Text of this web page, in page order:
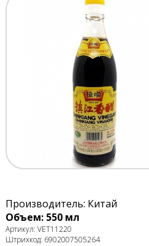
Производитель: Китай
Объем: 550 мл
Артикул: VET11220
Штрихкод: 6902007505264